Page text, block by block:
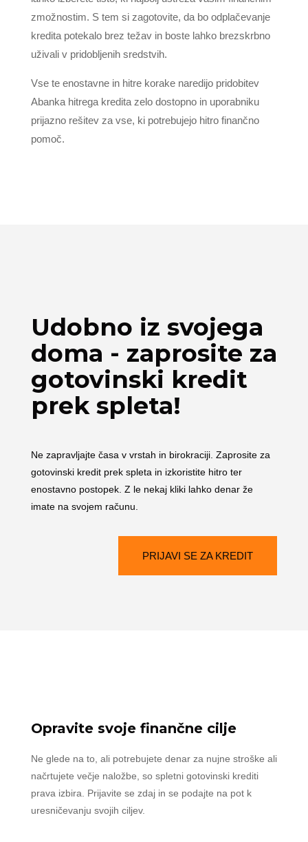
zmožnostim. S tem si zagotovite, da bo odplačevanje
kredita potekalo brez težav in boste lahko brezskrbno
uživali v pridobljenih sredstvih.
Vse te enostavne in hitre korake naredijo pridobitev
Abanka hitrega kredita zelo dostopno in uporabniku
prijazno rešitev za vse, ki potrebujejo hitro finančno
pomoč.
Udobno iz svojega
doma - zaprosite za
gotovinski kredit
prek spleta!
Ne zapravljajte časa v vrstah in birokraciji. Zaprosite za
gotovinski kredit prek spleta in izkoristite hitro ter
enostavno postopek. Z le nekaj kliki lahko denar že
imate na svojem računu.
PRIJAVI SE ZA KREDIT
Opravite svoje finančne cilje
Ne glede na to, ali potrebujete denar za nujne stroške ali
načrtujete večje naložbe, so spletni gotovinski krediti
prava izbira. Prijavite se zdaj in se podajte na pot k
uresničevanju svojih ciljev.